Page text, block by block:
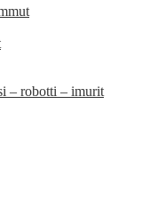
– robotti – imurit